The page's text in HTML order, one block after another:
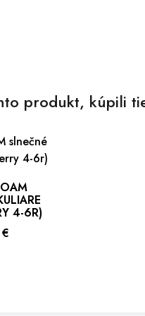
produkt, kúpili
4-6R)